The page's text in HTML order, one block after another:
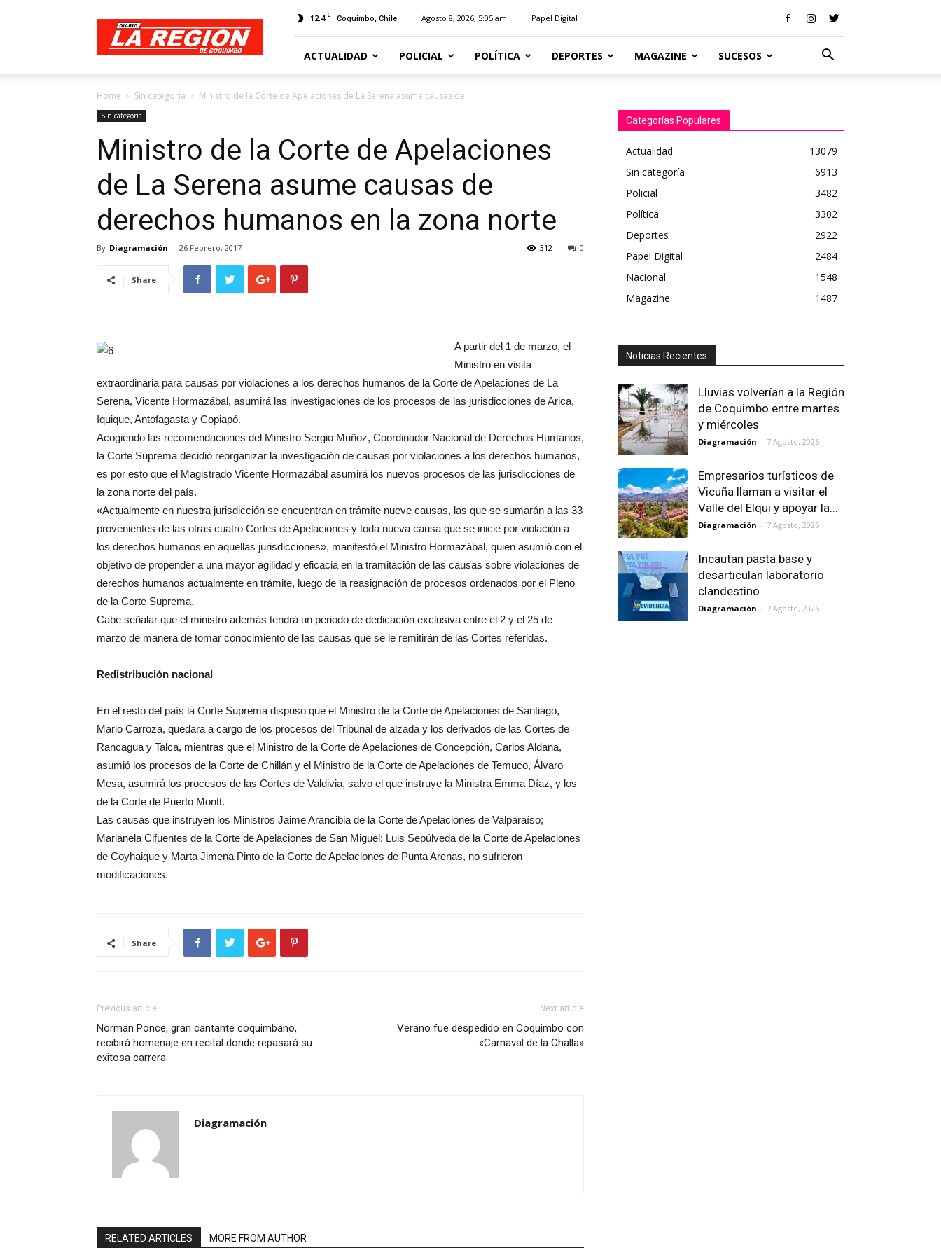
Diario
Región
12.4 C Coquimbo, Chile Agosto 8, 2026, 5:05 am Papel Digital
ACTUALIDAD POLICIAL POLÍTICA DEPORTES MAGAZINE SUCESOS
Home Sin categoría Ministro de la Corte de Apelaciones de La Serena asume causas de...
Sin categoría
Ministro de la Corte de Apelaciones
de La Serena asume causas de
derechos humanos en la zona norte
By Diagramación - 26 Febrero, 2017 0
312
Share
A partir del 1 de marzo, el
Ministro en visita
extraordinaria para causas por violaciones a los derechos humanos de la Corte de Apelaciones de La
Serena, Vicente Hormazábal, asumirá las investigaciones de los procesos de las jurisdicciones de Arica,
Iquique, Antofagasta y Copiapó.
Acogiendo las recomendaciones del Ministro Sergio Muñoz, Coordinador Nacional de Derechos Humanos,
la Corte Suprema decidió reorganizar la investigación de causas por violaciones a los derechos humanos,
es por esto que el Magistrado Vicente Hormazábal asumirá los nuevos procesos de las jurisdicciones de
la zona norte del país.
«Actualmente en nuestra jurisdicción se encuentran en trámite nueve causas, las que se sumarán a las 33
provenientes de las otras cuatro Cortes de Apelaciones y toda nueva causa que se inicie por violación a
los derechos humanos en aquellas jurisdicciones», manifestó el Ministro Hormazábal, quien asumió con el
objetivo de propender a una mayor agilidad y eficacia en la tramitación de las causas sobre violaciones de
derechos humanos actualmente en trámite, luego de la reasignación de procesos ordenados por el Pleno
de la Corte Suprema.
Cabe señalar que el ministro además tendrá un periodo de dedicación exclusiva entre el 2 y el 25 de
marzo de manera de tomar conocimiento de las causas que se le remitirán de las Cortes referidas.
Redistribución nacional
En el resto del país la Corte Suprema dispuso que el Ministro de la Corte de Apelaciones de Santiago,
Mario Carroza, quedara a cargo de los procesos del Tribunal de alzada y los derivados de las Cortes de
Rancagua y Talca, mientras que el Ministro de la Corte de Apelaciones de Concepción, Carlos Aldana,
asumió los procesos de la Corte de Chillán y el Ministro de la Corte de Apelaciones de Temuco, Álvaro
Mesa, asumirá los procesos de las Cortes de Valdivia, salvo el que instruye la Ministra Emma Díaz, y los
de la Corte de Puerto Montt.
Las causas que instruyen los Ministros Jaime Arancibia de la Corte de Apelaciones de Valparaíso;
Marianela Cifuentes de la Corte de Apelaciones de San Miguel; Luis Sepúlveda de la Corte de Apelaciones
de Coyhaique y Marta Jimena Pinto de la Corte de Apelaciones de Punta Arenas, no sufrieron
modificaciones.
Share
Previous article
Norman Ponce, gran cantante coquimbano,
recibirá homenaje en recital donde repasará su
exitosa carrera
Next article
Verano fue despedido en Coquimbo con
«Carnaval de la Challa»
Diagramación
RELATED ARTICLES MORE FROM AUTHOR
Categorías Populares
Actualidad
13079
Sin categoría
6913
Policial
3482
Política
3302
Deportes
2922
Papel Digital
2484
Nacional
1548
Magazine
1487
Noticias Recientes
Lluvias volverían a la Región
de Coquimbo entre martes
y miércoles
Diagramación - 7 Agosto, 2026
Empresarios turísticos de
Vicuña llaman a visitar el
Valle del Elqui y apoyar la...
Diagramación - 7 Agosto, 2026
Incautan pasta base y
desarticulan laboratorio
clandestino
Diagramación - 7 Agosto, 2026